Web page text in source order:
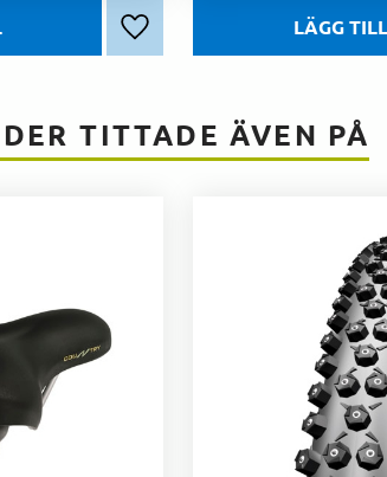
Lägg till i favoriter
TITTADE ÄVEN PÅ